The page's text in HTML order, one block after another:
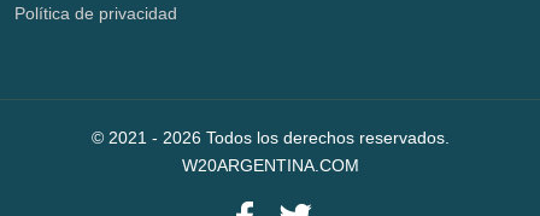
Política de privacidad
© 2021 - 2026 Todos los derechos reservados.
W20ARGENTINA.COM